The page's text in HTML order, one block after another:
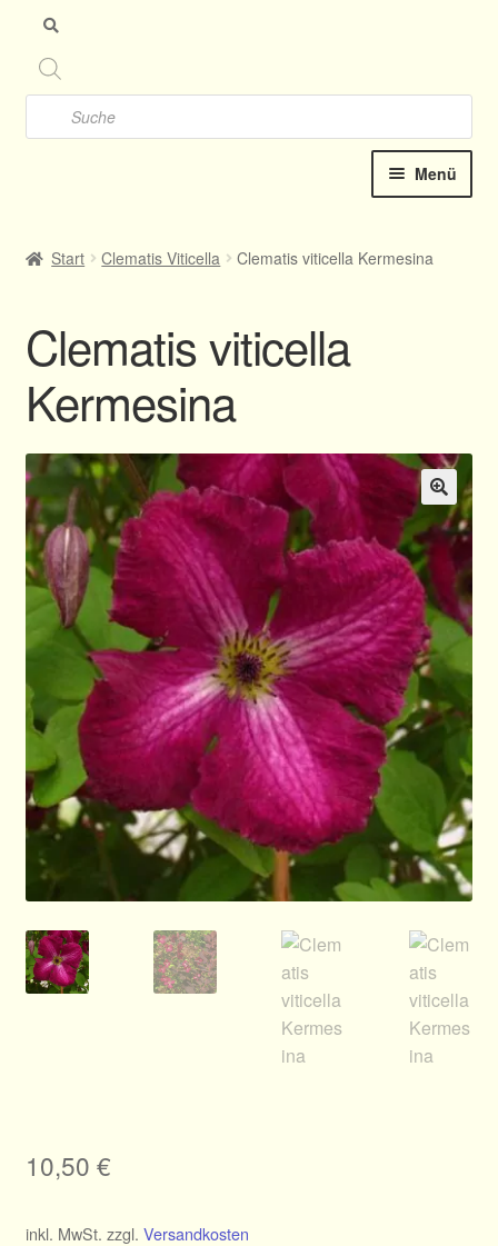
Products
search
Menü
Katalog online 2025
Kontakt
Termine
Allgemeines
Ratgeber
Über Clematis
Über uns
Warenkorb
Start Clematis Viticella Clematis viticella Kermesina
Clematis viticella
Kermesina
🔍
10,50 €
inkl. MwSt. zzgl. Versandkosten